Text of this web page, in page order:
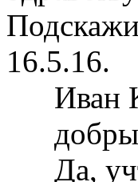
16.5.16.
Иван
Да,